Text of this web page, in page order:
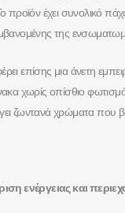
προϊόν έχει συνολικό
της
επίσης μια άνετη
χωρίς οπίσθιο
ζωντανά χρώματα που
ενέργειας και